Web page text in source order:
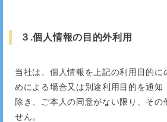
３.個人情報の目的外利用
当社は、個人情報を上記の利用目的に
めによる場合又は別途利用目的を通知
除き、ご本人の同意がない限り、その
せん。